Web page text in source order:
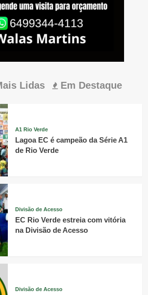
Lidas Em Destaque
A1 Rio Verde
Lagoa EC é campeão da Série A1
de Rio Verde
Divisão de Acesso
EC Rio Verde estreia com vitória
na Divisão de Acesso
Divisão de Acesso